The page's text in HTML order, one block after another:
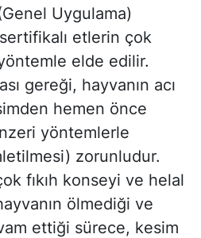
Uygulama)
etlerin çok
elde edilir.
gereği, hayvanın acı
hemen önce
yöntemlerle
zorunludur.
fıkıh konseyi ve helal
ölmediği ve
ettiği sürece, kesim